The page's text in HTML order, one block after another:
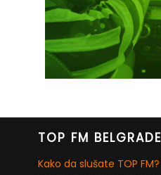
TOP FM BELGRADE
Kako da slušate TOP FM?